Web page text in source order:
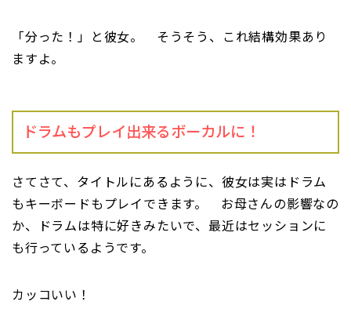
「分った！」と彼女。 そうそう、これ結構効果あり
ますよ。
ドラムもプレイ出来るボーカルに！
さてさて、タイトルにあるように、彼女は実はドラム
もキーボードもプレイできます。 お母さんの影響なの
か、ドラムは特に好きみたいで、最近はセッションに
も行っているようです。
カッコいい！